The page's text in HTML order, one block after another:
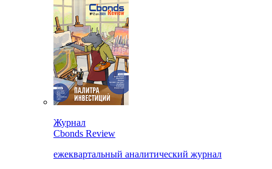
Журнал
Cbonds Review
ежеквартальный аналитический журнал